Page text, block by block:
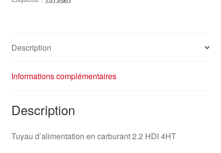
Description
Informations complémentaires
Description
Tuyau d’alimentation en carburant 2.2 HDI 4HT